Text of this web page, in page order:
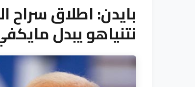
بايدن: اطلاق سراح
نتنياهو يبدل